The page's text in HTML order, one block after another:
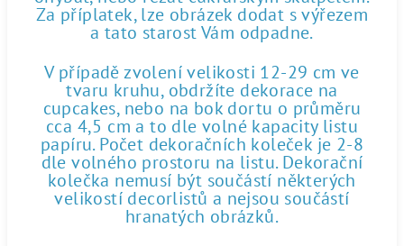
Za příplatek, lze obrázek dodat s výřezem
a tato starost Vám odpadne.
V případě zvolení velikosti 12-29 cm ve
tvaru kruhu, obdržíte dekorace na
cupcakes, nebo na bok dortu o průměru
cca 4,5 cm a to dle volné kapacity listu
papíru. Počet dekoračních koleček je 2-8
dle volného prostoru na listu. Dekorační
kolečka nemusí být součástí některých
velikostí decorlistů a nejsou součástí
hranatých obrázků.